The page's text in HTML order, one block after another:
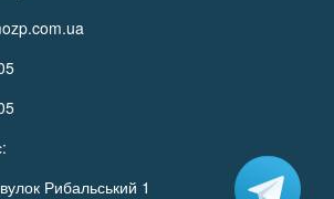
Рибальський 1